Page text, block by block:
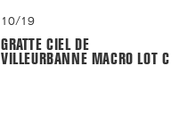
10/19
GRATTE CIEL DE
VILLEURBANNE MACRO LOT C